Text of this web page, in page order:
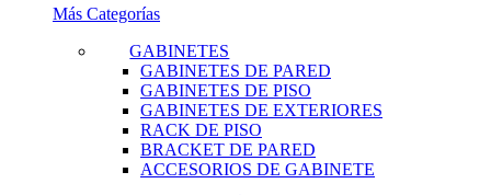
Más Categorías
GABINETES
GABINETES DE PARED
GABINETES DE PISO
GABINETES DE EXTERIORES
RACK DE PISO
BRACKET DE PARED
ACCESORIOS DE GABINETE